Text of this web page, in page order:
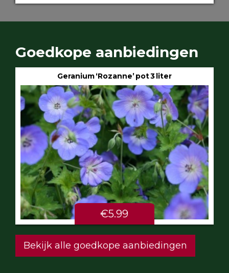
Goedkope aanbiedingen
Geranium ‘Rozanne’ pot 3 liter
€5.99
Bekijk alle goedkope aanbiedingen